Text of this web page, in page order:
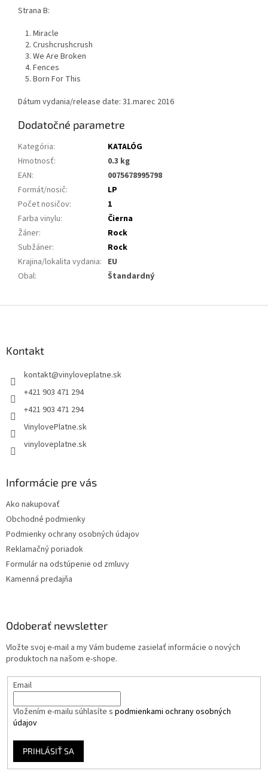
Strana B:
1. Miracle
2. Crushcrushcrush
3. We Are Broken
4. Fences
5. Born For This
Dátum vydania/release date: 31.marec 2016
Dodatočné parametre
Kategória:
KATALÓG
Hmotnosť:
0.3 kg
EAN:
0075678995798
Formát/nosič:
LP
Počet nosičov:
1
Farba vinylu:
Čierna
Žáner:
Rock
Subžáner:
Rock
Krajina/lokalita vydania: EU
Obal: Štandardný
Kontakt
kontakt@vinyloveplatne.sk
+421 903 471 294
+421 903 471 294
VinylovePlatne.sk
vinyloveplatne.sk
Informácie pre vás
Ako nakupovať
Obchodné podmienky
Podmienky ochrany osobných údajov
Reklamačný poriadok
Formulár na odstúpenie od zmluvy
Kamenná predajňa
Odoberať newsletter
Vložte svoj e-mail a my Vám budeme zasielať informácie o nových
produktoch na našom e-shope.
Email
Vložením e-mailu súhlasíte s podmienkami ochrany osobných
údajov
PRIHLÁSIŤ SA